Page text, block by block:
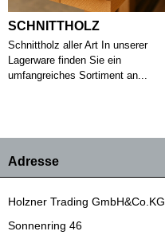
SCHNITTHOLZ
Schnittholz aller Art In unserer
Lagerware finden Sie ein
umfangreiches Sortiment an...
Adresse
Holzner Trading GmbH&Co.KG
Sonnenring 46